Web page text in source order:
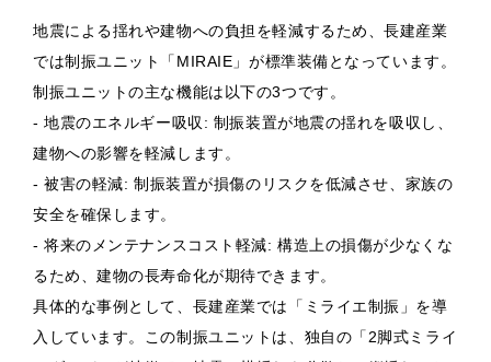
地震による揺れや建物への負担を軽減するため、長建産業
では制振ユニット「MIRAIE」が標準装備となっています。
制振ユニットの主な機能は以下の3つです。
- 地震のエネルギー吸収: 制振装置が地震の揺れを吸収し、
建物への影響を軽減します。
- 被害の軽減: 制振装置が損傷のリスクを低減させ、家族の
安全を確保します。
- 将来のメンテナンスコスト軽減: 構造上の損傷が少なくな
るため、建物の長寿命化が期待できます。
具体的な事例として、長建産業では「ミライエ制振」を導
入しています。この制振ユニットは、独自の「2脚式ミライ